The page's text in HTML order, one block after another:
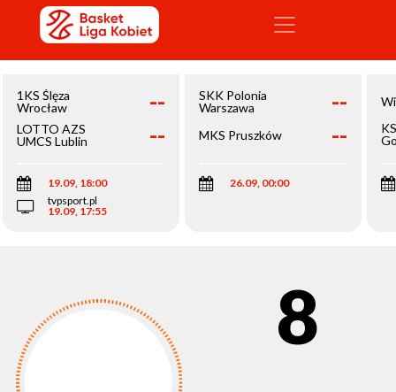
1KS Ślęza
Wrocław
--
LOTTO AZS
UMCS Lublin
--
19.09, 18:00
tvpsport.pl
19.09, 17:55
SKK Polonia
Warszawa
--
MKS Pruszków --
26.09, 00:00
8